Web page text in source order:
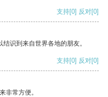
支持[0] 反对[0]
识到来自世界各地的朋友。
支持[0] 反对[0]
非常方便。